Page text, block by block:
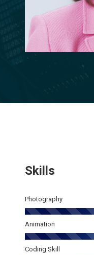
Skills
Photography
Animation
Coding Skill